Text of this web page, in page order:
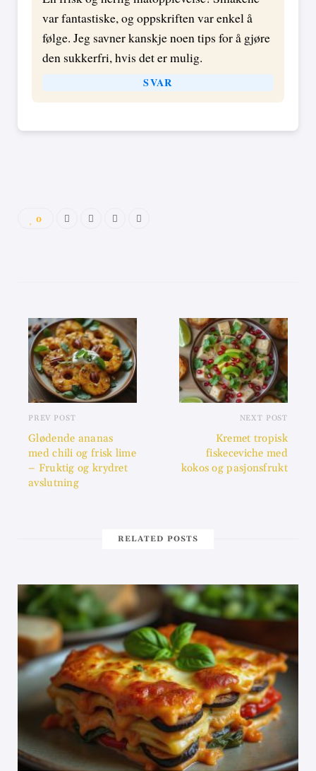
var fantastiske, og oppskriften var enkel å
følge. Jeg savner kanskje noen tips for å gjøre
den sukkerfri, hvis det er mulig.
SVAR
0
PREV POST
Glødende ananas
med chili og frisk lime
– Fruktig og krydret
avslutning
NEXT POST
Kremet tropisk
fiskeceviche med
kokos og pasjonsfrukt
RELATED POSTS